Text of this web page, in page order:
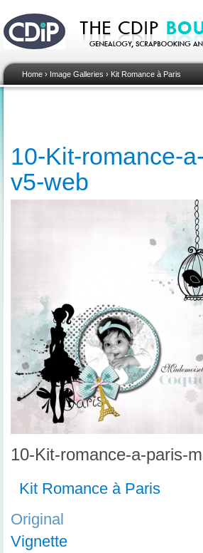
Home › Image Galleries › Kit Romance à Paris
10-Kit-romance-
v5-web
10-Kit-romance-a-paris-
Kit Romance à Paris
Original
Vignette